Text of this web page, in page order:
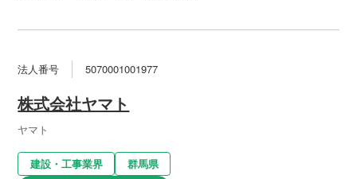
法人番号 5070001001977
株式会社ヤマト
ヤマト
建設・工事業界 群馬県